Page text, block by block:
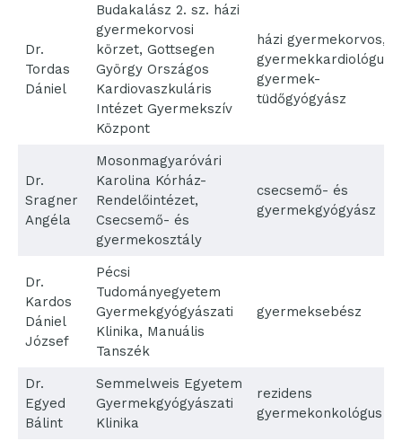
Dr.
Tordas
Dániel
Budakalász 2. sz. házi
gyermekorvosi
körzet, Gottsegen
György Országos
Kardiovaszkuláris
Intézet Gyermekszív
Központ
házi gyermekorvos,
gyermekkardiológus,
gyermek-
tüdőgyógyász
Dr.
Sragner
Angéla
Mosonmagyaróvári
Karolina Kórház-
Rendelőintézet,
Csecsemő- és
gyermekosztály
csecsemő- és
gyermekgyógyász
Dr.
Kardos
Dániel
József
Pécsi
Tudományegyetem
Gyermekgyógyászati
Klinika, Manuális
Tanszék
gyermeksebész
Dr.
Egyed
Bálint
Semmelweis Egyetem
Gyermekgyógyászati
Klinika
rezidens
gyermekonkológus